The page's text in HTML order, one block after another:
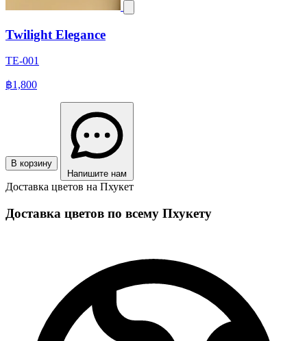
Twilight Elegance
TE-001
฿1,800
В корзину
Напишите нам
Доставка цветов на Пхукет
Доставка цветов по всему Пхукету